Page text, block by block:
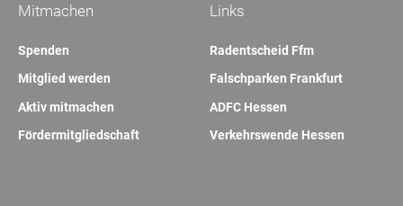
Links
Radentscheid Ffm
Falschparken Frankfurt
ADFC Hessen
Verkehrswende Hessen
Mitmachen
Spenden
Mitglied werden
Aktiv mitmachen
Fördermitgliedschaft